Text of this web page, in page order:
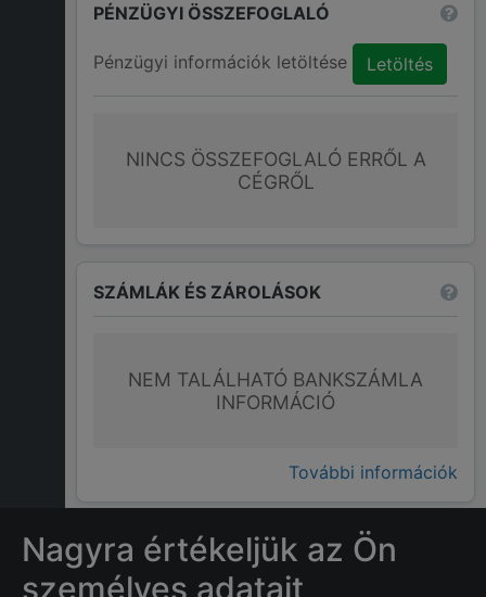
PÉNZÜGYI ÖSSZEFOGLALÓ
Pénzügyi információk letöltése Letöltés
NINCS ÖSSZEFOGLALÓ ERRŐL A
CÉGRŐL
SZÁMLÁK ÉS ZÁROLÁSOK
NEM TALÁLHATÓ BANKSZÁMLA
INFORMÁCIÓ
További információk
GYAKRAN ISMÉTELT KÉRDÉSEK
Nagyra értékeljük az Ön
személyes adatait